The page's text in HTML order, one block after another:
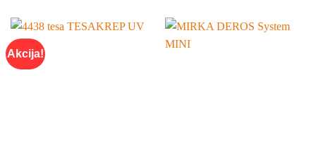
Akcija!